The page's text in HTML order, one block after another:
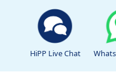
HiPP Live Chat